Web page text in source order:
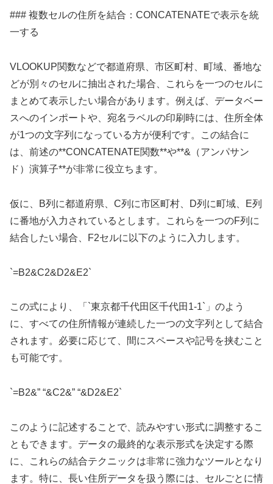
### 複数セルの住所を結合：CONCATENATEで表示を統
一する
VLOOKUP関数などで都道府県、市区町村、町域、番地な
どが別々のセルに抽出された場合、これらを一つのセルに
まとめて表示したい場合があります。例えば、データベー
スへのインポートや、宛名ラベルの印刷時には、住所全体
が1つの文字列になっている方が便利です。この結合に
は、前述の**CONCATENATE関数**や**&（アンパサン
ド）演算子**が非常に役立ちます。
仮に、B列に都道府県、C列に市区町村、D列に町域、E列
に番地が入力されているとします。これらを一つのF列に
結合したい場合、F2セルに以下のように入力します。
`=B2&C2&D2&E2`
この式により、「`東京都千代田区千代田1-1`」のよう
に、すべての住所情報が連続した一つの文字列として結合
されます。必要に応じて、間にスペースや記号を挟むこと
も可能です。
`=B2&” “&C2&” “&D2&E2`
このように記述することで、読みやすい形式に調整するこ
ともできます。データの最終的な表示形式を決定する際
に、これらの結合テクニックは非常に強力なツールとなり
ます。特に、長い住所データを扱う際には、セルごとに情